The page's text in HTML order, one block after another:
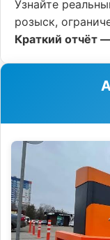
Узнайте
розыск,
Краткий отчёт